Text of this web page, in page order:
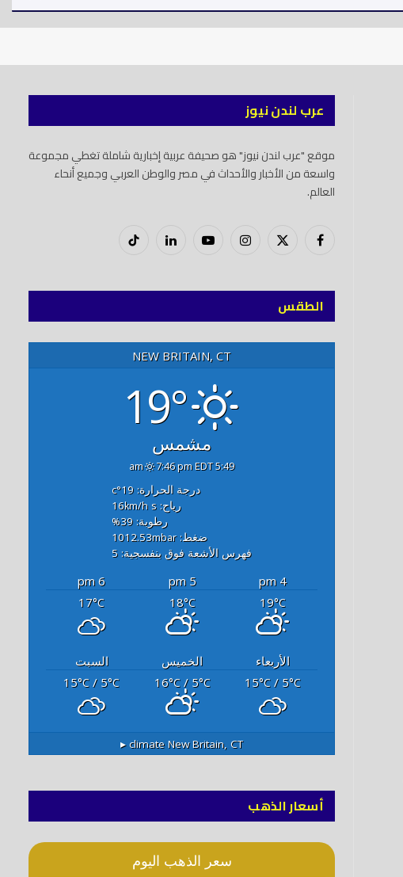
عرب لندن نيوز
موقع "عرب لندن نيوز" هو صحيفة عربية إخبارية شاملة تغطي مجموعة
واسعة من الأخبار والأحداث في مصر والوطن العربي وجميع أنحاء
العالم.
فيسبوك
X
إنستغرام يوتيوب لينكدود
تيك
الطقس
NEW BRITAIN, CT
19°
مشمس
5:49 am
7:46 pm EDT
درجة الحرارة: 19
°c
رياح: 16 km/h s
رطوبة: 39
%
ضغط: 1012.53mbar
فهرس الأشعة فوق بنفسجية: 5
4 pm
5 pm
6 pm
19°C
18°C
17°C
الأربعاء الخميس
السبت
15°C/ 5°C
16°C/ 5°C
15°C / 5°C
New Britain, CT
أسعار الذهب